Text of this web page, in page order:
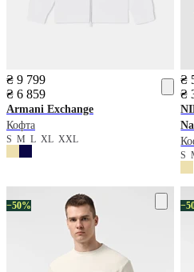
₴ 9 799
₴ 6 859
Armani Exchange
Кофта
S M L XL XXL
₴
₴
S
−50%